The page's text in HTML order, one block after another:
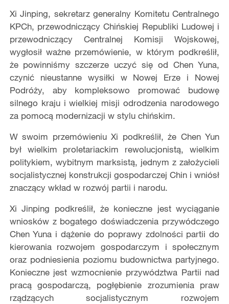
Xi Jinping, sekretarz generalny Komitetu Centralnego
KPCh, przewodniczący Chińskiej Republiki Ludowej i
przewodniczący Centralnej Komisji Wojskowej,
wygłosił ważne przemówienie, w którym podkreślił,
że powinniśmy szczerze uczyć się od Chen Yuna,
czynić nieustanne wysiłki w Nowej Erze i Nowej
Podróży, aby kompleksowo promować budowę
silnego kraju i wielkiej misji odrodzenia narodowego
za pomocą modernizacji w stylu chińskim.
W swoim przemówieniu Xi podkreślił, że Chen Yun
był wielkim proletariackim rewolucjonistą, wielkim
politykiem, wybitnym marksistą, jednym z założycieli
socjalistycznej konstrukcji gospodarczej Chin i wniósł
znaczący wkład w rozwój partii i narodu.
Xi Jinping podkreślił, że konieczne jest wyciąganie
wniosków z bogatego doświadczenia przywódczego
Chen Yuna i dążenie do poprawy zdolności partii do
kierowania rozwojem gospodarczym i społecznym
oraz podniesienia poziomu budownictwa partyjnego.
Konieczne jest wzmocnienie przywództwa Partii nad
pracą gospodarczą, pogłębienie zrozumienia praw
rządzących socjalistycznym rozwojem